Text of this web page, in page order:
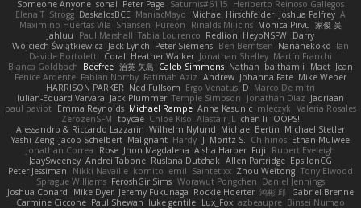
Someone Anyone sonal Peter Page Saturnis#6115 Heriberto Reinoso Gallegos
Elena T Strogg DaskalosBCE ManiacMayo Michael Hirschfelder Joshua Palfrey A
Maximino Huertas Vila Shansen Pureon Rinalds Miļicins Monica Pirvu 家俊 吴
Jahluu
Paul Marshall Tabia Lourenco Redlion HeyoNSFW Darry
Wojciech Świątkiewicz Jack Lynch Peter Siemens Ben Berntsen Nananekoko Ian
Davide Bortoletti Coral Heather Walker Jonathan Shelley Martín Franchi
Bianca Goldbach Beefree 治英 矢島 Caleb Simmons Nathan baitham i Maet Jean
Fenice Ardente Fabian Norrby Fatimah Aziz Andrew Johanna Fate Mike Weber
HARRISON PARKER Ned Fullsom Ergo Venatus D Marco De mitri
Iulian-Eduard Varvara Jack Plummer Temple Simpson Jonathan Diaz Jadriaan
paul paviot Emma Reynolds Michael Rampe Anna Kasunic mleczyk Valeria Rosales
ZerozenSFM tbycae Chloe Kiso Alastair JL chen li
OOPS!
Alessandro & Riccardo Lazzarin Wilhelm Nylund Michael Bertin Michael Stetler
Yashi Zeng Jacob Schelbert Malignant Hardy J Moritz S. Chihirios Ethan Mulwee
Jonathan Correa
Rose Jhon Magdalena Aisha Harper Fuji
Rupert Eveleigh
JaaySweeney Andrei Tabone Ruslana Dutchak Allen Partridge EpsilonCG
Peter Jessiman
Nikki Navaille komito emil Saintetixx Zhou Weitong Tony Elwood
Sprague Williams FeroshGirlSims Worawut Pongchen Daniel Jennings
Joshua Conard
Mike Dyer Jeremy Fukunaga Rockie Hoerter 鸿彬 邱 Gabriel Brenne
Carmine Ciccone Paul Shewan luke gentile Lux_Fox azbeaupre Binsei Numao